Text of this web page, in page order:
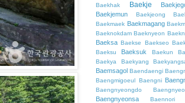
Baekhak
Baekje
Baekjemun Baekjeong
Baekmaek Baekmagang
Baeknokdam Baeknyeon
Baeksa Baekse Baekseo
Baeksu
Baeksuk Baekun
Baekya
Baekyang
Baemsagol Baendaengi
Baengmigoeul Baengni
Baengnyeongdo
Baengnyeonsa Baennori